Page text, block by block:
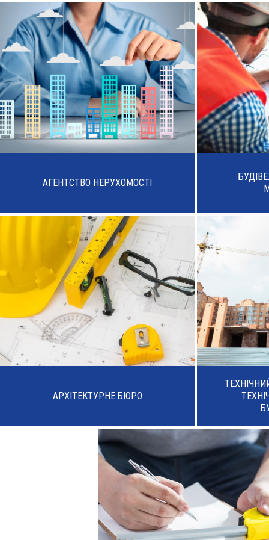
АГЕНТСТВО НЕРУХОМОСТІ
АРХІТЕКТУРНЕ БЮРО